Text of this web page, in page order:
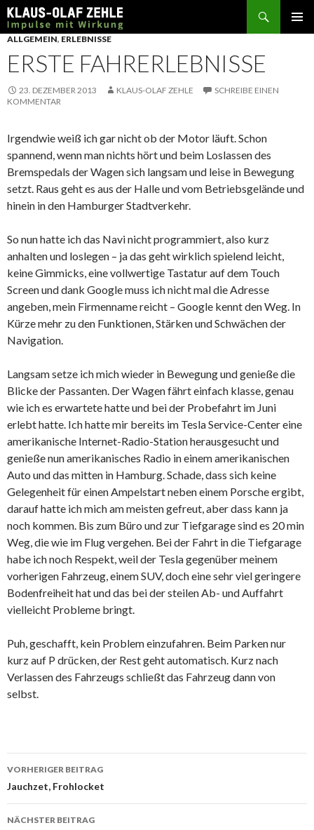
Suchen
SPRINGE
ZUM
INHALT
ALLGEMEIN, ERLEBNISSE
ERSTE FAHRERLEBNISSE
23. DEZEMBER 2013 KLAUS-OLAF ZEHLE
SCHREIBE EINEN
KOMMENTAR
Irgendwie weiß ich gar nicht ob der Motor läuft. Schon
spannend, wenn man nichts hört und beim Loslassen des
Bremspedals der Wagen sich langsam und leise in Bewegung
setzt. Raus geht es aus der Halle und vom Betriebsgelände und
hinein in den Hamburger Stadtverkehr.
So nun hatte ich das Navi nicht programmiert, also kurz
anhalten und loslegen – ja das geht wirklich spielend leicht,
keine Gimmicks, eine vollwertige Tastatur auf dem Touch
Screen und dank Google muss ich nicht mal die Adresse
angeben, mein Firmenname reicht – Google kennt den Weg. In
Kürze mehr zu den Funktionen, Stärken und Schwächen der
Navigation.
Langsam setze ich mich wieder in Bewegung und genieße die
Blicke der Passanten. Der Wagen fährt einfach klasse, genau
wie ich es erwartete hatte und bei der Probefahrt im Juni
erlebt hatte. Ich hatte mir bereits im Tesla Service-Center eine
amerikanische Internet-Radio-Station herausgesucht und
genieße nun amerikanisches Radio in einem amerikanischen
Auto und das mitten in Hamburg. Schade, dass sich keine
Gelegenheit für einen Ampelstart neben einem Porsche ergibt,
darauf hatte ich mich am meisten gefreut, aber dass kann ja
noch kommen. Bis zum Büro und zur Tiefgarage sind es 20 min
Weg, die wie im Flug vergehen. Bei der Fahrt in die Tiefgarage
habe ich noch Respekt, weil der Tesla gegenüber meinem
vorherigen Fahrzeug, einem SUV, doch eine sehr viel geringere
Bodenfreiheit hat und das bei der steilen Ab- und Auffahrt
vielleicht Probleme bringt.
Puh, geschafft, kein Problem einzufahren. Beim Parken nur
kurz auf P drücken, der Rest geht automatisch. Kurz nach
Verlassen des Fahrzeugs schließt das Fahrzeug dann von
selbst.
Beitrags-
Navigation
VORHERIGER BEITRAG
Jauchzet, Frohlocket
NÄCHSTER BEITRAG